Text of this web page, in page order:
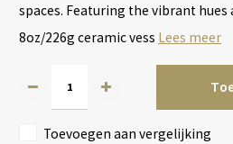
spaces. Featuring the vibrant
8oz/226g ceramic vess Lees meer
Toevoegen aan vergelijking